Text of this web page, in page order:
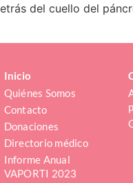
del cuello del
Inicio
Quiénes Somos
Contacto
Donaciones
Directorio médico
Informe Anual
VAPORTI 2023